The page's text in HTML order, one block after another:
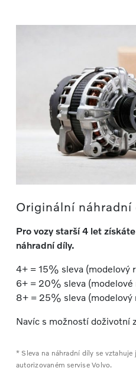
Originální náhradní
Pro vozy starší 4 let
náhradní díly.
4+ = 15% sleva (modelový
6+ = 20% sleva (modelové
8+ = 25% sleva (modelový
Navíc s možností doživotní
* Sleva na náhradní díly se vztahuje
autorizovaném servise Volvo.